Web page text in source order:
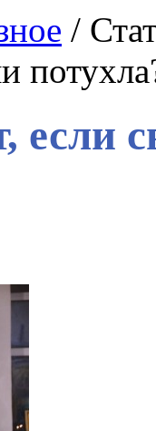
/
если